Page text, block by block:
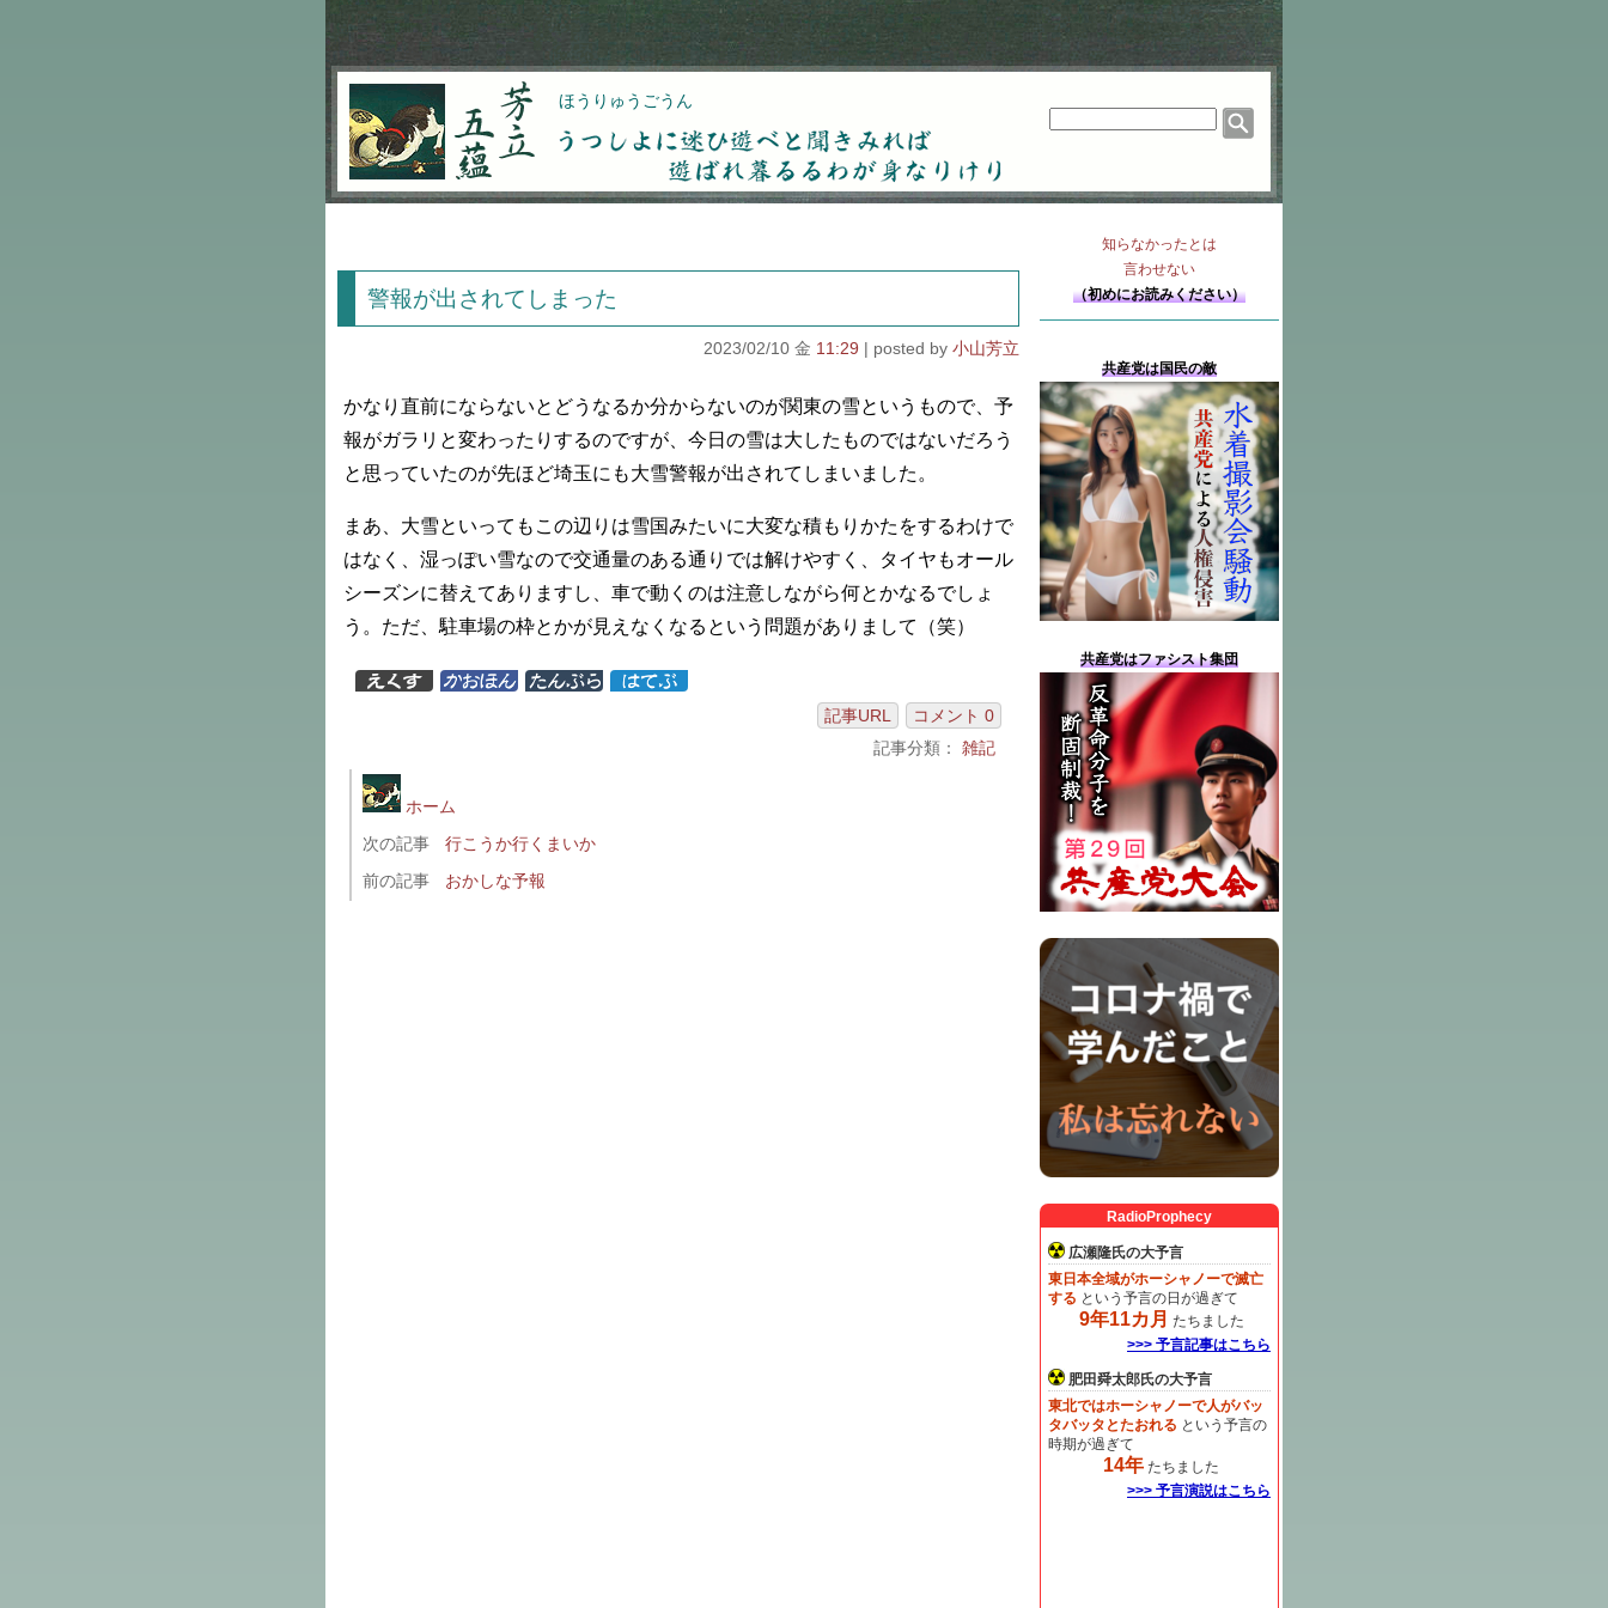
芳立五蘊 ほうりゅうごうん
うつしよに迷ひ遊べと聞きみれば遊ばれ暮るるわが
警報が出されてしまった
2023/02/10 金 11:29 小山芳立
かなり直前にならないとどうなるか分からないのが関東の雪というもので、予
報がガラリと変わったりするのですが、今日の雪は大したものではないだろう
と思っていたのが先ほど埼玉にも大雪警報が出されてしまいました。
まあ、大雪といってもこの辺りは雪国みたいに大変な積もりかたをするわけで
はなく、湿っぽい雪なので交通量のある通りでは解けやすく、タイヤもオール
シーズンに替えてありますし、車で動くのは注意しながら何とかなるでしょ
う。ただ、駐車場の枠とかが見えなくなるという問題がありまして（笑）
記事URL
コメント 0
記事分類： 雑記
ホーム
次の記事
行こうか行くまいか
前の記事
おかしな予報
知らなかったとは
言わせない
（初めにお読みください）
共産党は国民の敵
共産党はファシスト集団